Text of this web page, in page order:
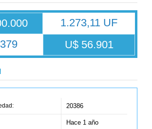
1.273,11 UF
U$ 56.901
20386
Hace 1 año